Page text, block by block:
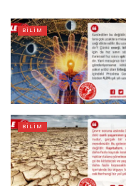
BİLİM
BİLİM